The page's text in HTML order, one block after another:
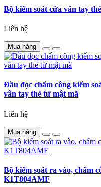
Bộ kiểm soát cửa vân tay
Liên hệ
Mua hàng
Đầu đọc chấm công kiểm
vân tay thẻ từ mật mã
Liên hệ
Mua hàng
Bộ kiểm soát ra vào, chấm
K1T804AMF